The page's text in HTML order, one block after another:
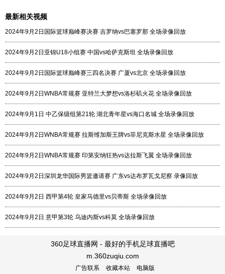
最新相关视频
2024年9月2日国际篮球巅峰赛决赛 吉罗纳vs巴塞罗那 全场录像回放
2024年9月2日亚锦U18小组赛 中国vs哈萨克斯坦 全场录像回放
2024年9月2日国际篮球巅峰赛三四名决赛 广厦vs北京 全场录像回放
2024年9月2日WNBA常规赛 亚特兰大梦想vs洛杉矶火花 全场录像回放
2024年9月1日 中乙保级组第21轮 湖北青年星vs海口名城 全场录像回放
2024年9月2日WNBA常规赛 拉斯维加斯王牌vs菲尼克斯水星 全场录像回放
2024年9月2日WNBA常规赛 印第安纳狂热vs达拉斯飞翼 全场录像回放
2024年9月2日深圳龙华国际男篮邀请赛 广东vs达布罗瓦戈尼察 录像回放
2024年9月2日 西甲第4轮 皇家马德里vs贝蒂斯 全场录像回放
2024年9月2日 意甲第3轮 乌迪内斯vs科莫 全场录像回放
360足球直播网 - 最好的手机足球直播吧
m.360zuqiu.com
广告联系 收藏本站 电脑版